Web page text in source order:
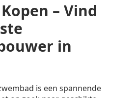
– Vind
in
is een spannende